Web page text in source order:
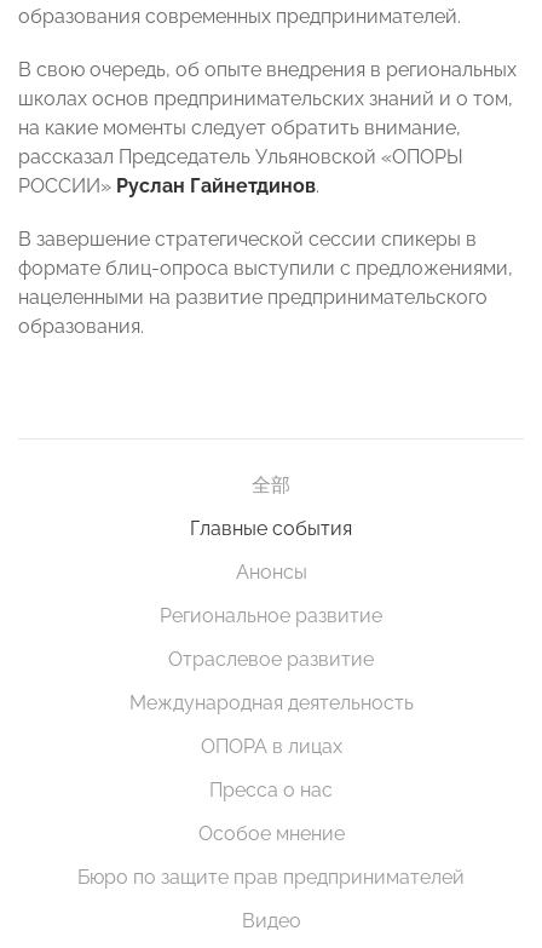
образования современных предпринимателей.
В свою очередь, об опыте внедрения в региональных
школах основ предпринимательских знаний и о том,
на какие моменты следует обратить внимание,
рассказал Председатель Ульяновской «ОПОРЫ
РОССИИ» Руслан Гайнетдинов.
В завершение стратегической сессии спикеры в
формате блиц-опроса выступили с предложениями,
нацеленными на развитие предпринимательского
образования.
全部
Главные события
Анонсы
Региональное развитие
Отраслевое развитие
Международная деятельность
ОПОРА в лицах
Пресса о нас
Особое мнение
Бюро по защите прав предпринимателей
Видео